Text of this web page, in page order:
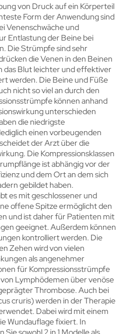
von Druck auf ein Körperteil
Form der Anwendung sind
Venenschwäche und
Entlastung der Beine bei
Die Strümpfe sind sehr
die Venen in den Beinen
das Blut leichter und effektiver
werden. Die Beine und Füße
nicht so viel an durch den
können anhand
unterschieden
die niedrigste
einen vorbeugenden
der Arzt über die
Die Kompressionsklassen
ist abhängig vor der
und dem Ort an dem sich
gebildet haben.
es mit geschlossener und
offene Spitze ermöglicht den
und ist daher für Patienten mit
geeignet. Außerdem können
kontrolliert werden. Die
Zehen wird von vielen
als angenehmer
für Kompressionsstrümpfe
Lymphödemen über venöse
Thrombose. Auch bei
cruris) werden in der Therapie
Dabei wird mit einem
Wundauflage fixiert. In